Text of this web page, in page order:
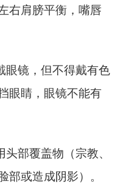
右肩膀平衡，嘴唇
眼镜，但不得戴有色
眼睛，眼镜不能有
部覆盖物（宗教、
部或造成阴影）。